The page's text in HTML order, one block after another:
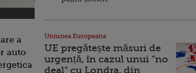
a
auto
Uniunea Europeana
UE pregătește măsuri de
urgență, în cazul unui ”no
deal” cu Londra, din